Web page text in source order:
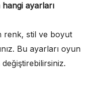
ayarları
renk, stil ve boyut
Bu ayarları oyun